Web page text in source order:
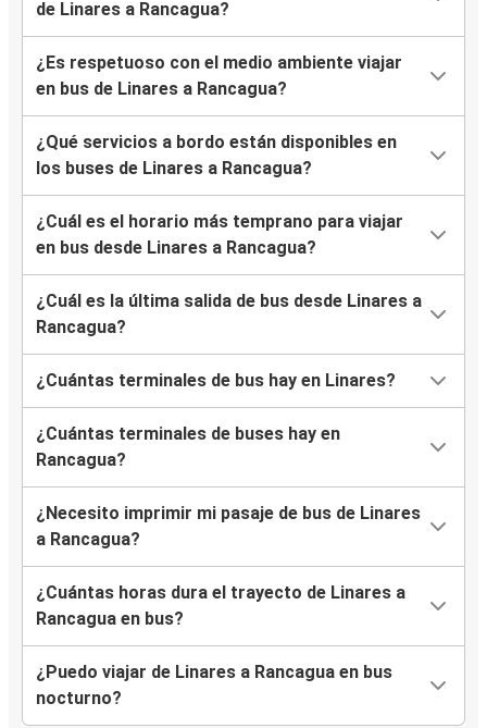
de Linares a Rancagua?
¿Es respetuoso con el medio ambiente viajar
en bus de Linares a Rancagua?
¿Qué servicios a bordo están disponibles en
los buses de Linares a Rancagua?
¿Cuál es el horario más temprano para viajar
en bus desde Linares a Rancagua?
¿Cuál es la última salida de bus desde Linares a
Rancagua?
¿Cuántas terminales de bus hay en Linares?
¿Cuántas terminales de buses hay en
Rancagua?
¿Necesito imprimir mi pasaje de bus de Linares
a Rancagua?
¿Cuántas horas dura el trayecto de Linares a
Rancagua en bus?
¿Puedo viajar de Linares a Rancagua en bus
nocturno?